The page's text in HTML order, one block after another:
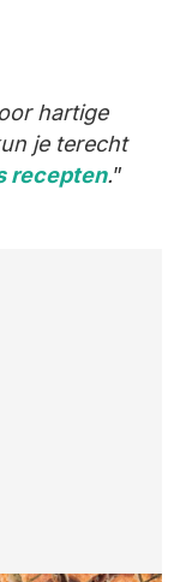
hartige
je terecht
recepten.